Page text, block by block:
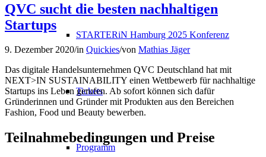
STARTERiN Hamburg 2025 Konferenz
Tickets
Programm
QVC sucht die besten nachhaltigen
Startups
9. Dezember 2020/in Quickies/von Mathias Jäger
Das digitale Handelsunternehmen QVC Deutschland hat mit
NEXT>IN SUSTAINABILITY einen Wettbewerb für nachhaltige
Startups ins Leben gerufen. Ab sofort können sich dafür
Gründerinnen und Gründer mit Produkten aus den Bereichen
Fashion, Food und Beauty bewerben.
Teilnahmebedingungen und Preise